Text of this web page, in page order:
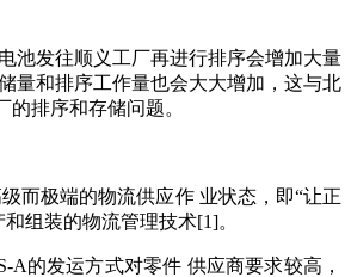
池发往顺义工厂再进行排序会增加大量
量和排序工作量也会大大增加，这与北
排序和存储问题。
而极端的物流供应作 业状态，即“让正
组装的物流管理技术[1]。
A的发运方式对零件 供应商要求较高，